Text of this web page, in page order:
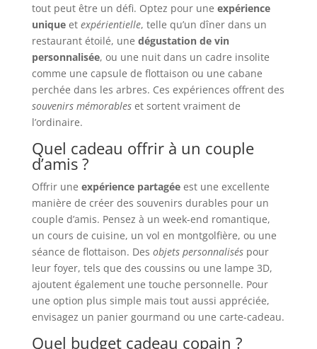
tout peut être un défi. Optez pour une expérience
uniqueet expérientielle, telle qu’un dîner dans un
restaurant étoilé, une dégustation de vin
personnalisée, ou une nuit dans un cadre insolite
comme une capsule de flottaison ou une cabane
perchée dans les arbres. Ces expériences offrent des
souvenirs mémorableset sortent vraiment de
l’ordinaire.
Quel cadeau offrir à un couple
d’amis ?
Offrir une expérience partagéeest une excellente
manière de créer des souvenirs durables pour un
couple d’amis. Pensez à un week-end romantique,
un cours de cuisine, un vol en montgolfière, ou une
séance de flottaison. Des objets personnaliséspour
leur foyer, tels que des coussins ou une lampe 3D,
ajoutent également une touche personnelle. Pour
une option plus simple mais tout aussi appréciée,
envisagez un panier gourmand ou une carte-cadeau.
Quel budget cadeau copain ?